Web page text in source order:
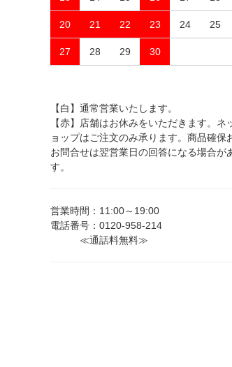
20 21 22 23 24 25
27 28 29 30
【白】通常営業いたします。
【赤】店舗はお休みをいただきます。ネ
ョップはご注文のみ承ります。商品確保
お問合せは翌営業日の回答になる場合が
す。
営業時間：11:00～19:00
電話番号：0120-958-214
≪通話料無料≫